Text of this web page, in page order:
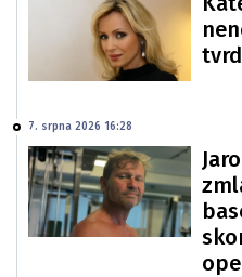
7. srpna 2026 16:28